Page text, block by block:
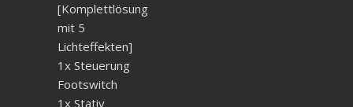
[Komplettlösung
mit 5
Lichteffekten]
1x Steuerung
Footswitch
1x Stativ